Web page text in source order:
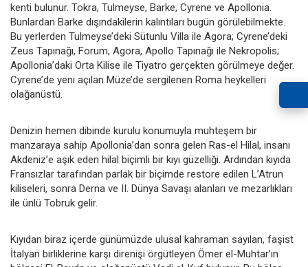
kenti bulunur. Tokra, Tulmeyse, Barke, Cyrene ve Apollonia.
Bunlardan Barke dışındakilerin kalıntıları bugün görülebilmekte.
Bu yerlerden Tulmeyse’deki Sütunlu Villa ile Agora; Cyrene’deki
Zeus Tapınağı, Forum, Agora, Apollo Tapınağı ile Nekropolis;
Apollonia’daki Orta Kilise ile Tiyatro gerçekten görülmeye değer.
Cyrene’de yeni açılan Müze’de sergilenen Roma heykelleri
olağanüstü.
Denizin hemen dibinde kurulu konumuyla muhteşem bir
manzaraya sahip Apollonia’dan sonra gelen Ras-el Hilal, insanı
Akdeniz’e aşık eden hilal biçimli bir kıyı güzelliği. Ardından kıyıda
Fransızlar tarafından parlak bir biçimde restore edilen L’Atrun
kiliseleri, sonra Derna ve II. Dünya Savaşı alanları ve mezarlıkları
ile ünlü Tobruk gelir.
Kıyıdan biraz içerde günümüzde ulusal kahraman sayılan, faşist
İtalyan birliklerine karşı direnişi örgütleyen Ömer el-Muhtar’ın